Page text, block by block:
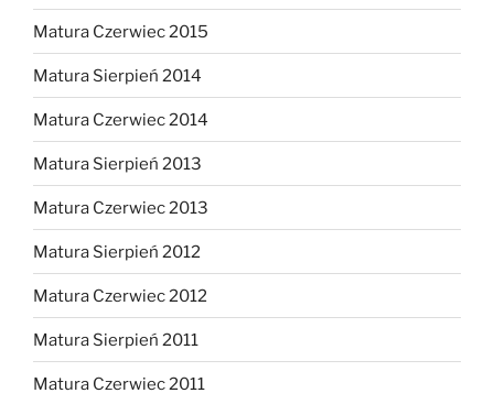
Matura Czerwiec 2015
Matura Sierpień 2014
Matura Czerwiec 2014
Matura Sierpień 2013
Matura Czerwiec 2013
Matura Sierpień 2012
Matura Czerwiec 2012
Matura Sierpień 2011
Matura Czerwiec 2011